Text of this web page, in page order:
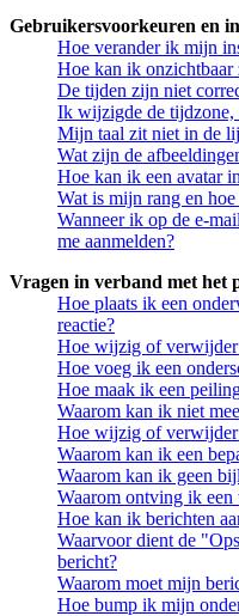
Gebruikersvoorkeuren en
Hoe verander ik mijn
Hoe kan ik
De tijden zijn niet
Ik wijzigde de tijdzone,
Mijn taal zit niet in de
Wat zijn de
Hoe kan ik een avatar
Wat is mijn rang en
Wanneer ik op de e-
me aanmelden?
Vragen in verband met het
Hoe plaats ik een
reactie?
Hoe wijzig of verwijder
Hoe voeg ik een
Hoe maak ik een
Waarom kan ik niet
Hoe wijzig of
Waarom kan ik een
Waarom kan ik geen
Waarom ontving ik een
Hoe kan ik berichten
Waarvoor dient de
bericht?
Waarom moet mijn
Hoe bump ik mijn